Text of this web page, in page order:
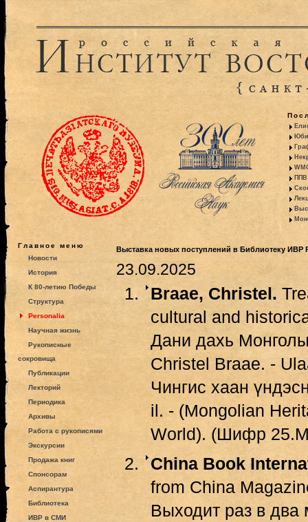
ППВ
Главное меню
Новости
История
К 80-летию Победы
Структура
Personalia
Научная жизнь
Рукописные
сокровища
Публикации
Лекторий
Периодика
Архивы
Работа с рукописями
Экскурсии
Продажа книг
Спонсорам
Аспирантура
Библиотека
ИВР в СМИ
Выставка новых поступлений в Библиотеку ИВР
23.09.2025
Braae, Christel.
cultural and
Дани дахь
Christel Braae. -
Чингис хаан
il. - (Mongolian
World). (Шифр
China Book
from China
Выходит раз в два